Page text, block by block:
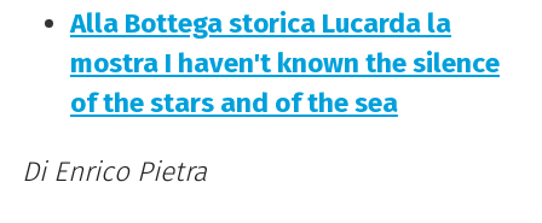
Alla Bottega storica Lucarda la
mostra I haven't known the silence
of the stars and of the sea
Di Enrico Pietra